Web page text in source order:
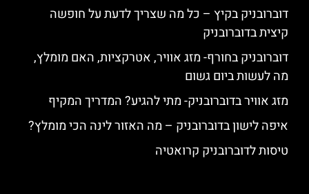
דוברובניק בקיץ – כל מה שצריך לדעת על חופשה
קיצית בדוברובניק
דוברובניק בחורף- מזג אוויר, אטרקציות, האם מומלץ,
מה לעשות ביום גשום
מזג אוויר בדוברובניק- מתי להגיע? המדריך המקיף
איפה לישון בדוברובניק – מה האזור לינה הכי מומלץ?
טיסות לדוברובניק קרואטיה